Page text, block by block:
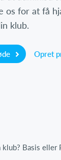
os for at få
klub.
Opret
Basis eller